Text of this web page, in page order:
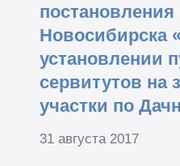
Новосибирска
установлении
сервитутов на
участки по
31 августа 2017